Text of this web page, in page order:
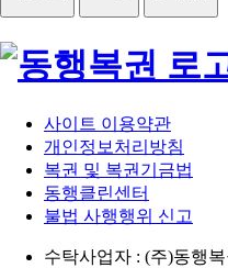
사이트 이용약관
개인정보처리방침
복권 및 복권기금법
동행클린센터
불법 사행행위 신고
수탁사업자 : (주)동행복